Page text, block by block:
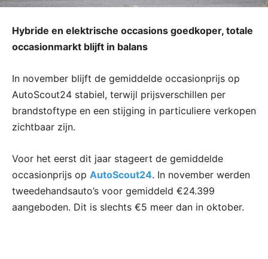
Hybride en elektrische occasions goedkoper, totale
occasionmarkt blijft in balans
In november blijft de gemiddelde occasionprijs op
AutoScout24 stabiel, terwijl prijsverschillen per
brandstoftype en een stijging in particuliere verkopen
zichtbaar zijn.
Voor het eerst dit jaar stageert de gemiddelde
occasionprijs op AutoScout24. In november werden
tweedehandsauto’s voor gemiddeld €24.399
aangeboden. Dit is slechts €5 meer dan in oktober.